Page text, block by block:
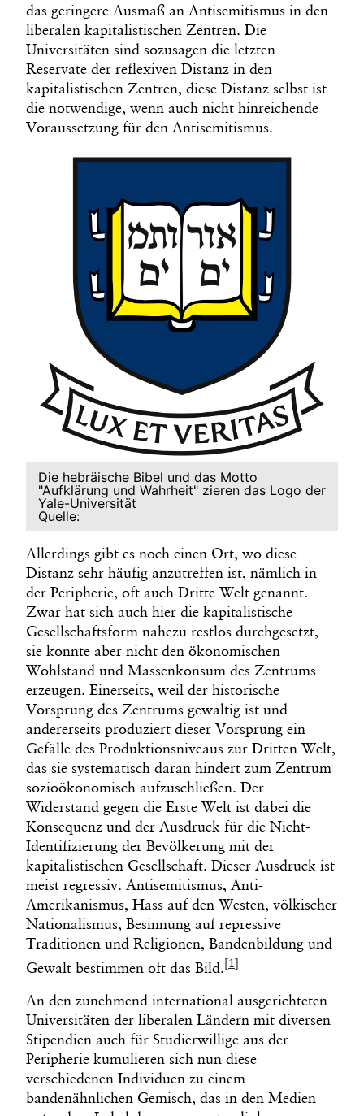
das geringere Ausmaß an Antisemitismus in den
liberalen kapitalistischen Zentren. Die
Universitäten sind sozusagen die letzten
Reservate der reflexiven Distanz in den
kapitalistischen Zentren, diese Distanz selbst ist
die notwendige, wenn auch nicht hinreichende
Voraussetzung für den Antisemitismus.
Die hebräische Bibel und das Motto
"Aufklärung und Wahrheit" zieren das Logo der
Yale-Universität
Quelle:
Allerdings gibt es noch einen Ort, wo diese
Distanz sehr häufig anzutreffen ist, nämlich in
der Peripherie, oft auch Dritte Welt genannt.
Zwar hat sich auch hier die kapitalistische
Gesellschaftsform nahezu restlos durchgesetzt,
sie konnte aber nicht den ökonomischen
Wohlstand und Massenkonsum des Zentrums
erzeugen. Einerseits, weil der historische
Vorsprung des Zentrums gewaltig ist und
andererseits produziert dieser Vorsprung ein
Gefälle des Produktionsniveaus zur Dritten Welt,
das sie systematisch daran hindert zum Zentrum
sozioökonomisch aufzuschließen. Der
Widerstand gegen die Erste Welt ist dabei die
Konsequenz und der Ausdruck für die Nicht-
Identifizierung der Bevölkerung mit der
kapitalistischen Gesellschaft. Dieser Ausdruck ist
meist regressiv. Antisemitismus, Anti-
Amerikanismus, Hass auf den Westen, völkischer
Nationalismus, Besinnung auf repressive
Traditionen und Religionen, Bandenbildung und
Gewalt bestimmen oft das Bild.[1]
An den zunehmend international ausgerichteten
Universitäten der liberalen Ländern mit diversen
Stipendien auch für Studierwillige aus der
Peripherie kumulieren sich nun diese
verschiedenen Individuen zu einem
bandenähnlichen Gemisch, das in den Medien